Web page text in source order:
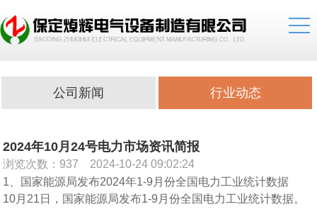
公司新闻 行业动态
2024年10月24号电力市场资讯简报
浏览次数：937 2024-10-24 09:02:24
1、国家能源局发布2024年1-9月份全国电力工业统计数据
10月21日，国家能源局发布1-9月份全国电力工业统计数据。